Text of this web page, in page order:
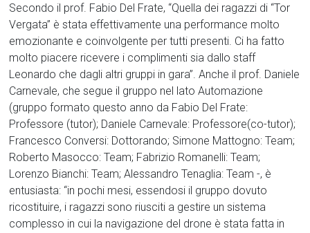
Secondo il prof. Fabio Del Frate, “Quella dei ragazzi di “Tor
Vergata” è stata effettivamente una performance molto
emozionante e coinvolgente per tutti presenti. Ci ha fatto
molto piacere ricevere i complimenti sia dallo staff
Leonardo che dagli altri gruppi in gara”. Anche il prof. Daniele
Carnevale, che segue il gruppo nel lato Automazione
(gruppo formato questo anno da Fabio Del Frate:
Professore (tutor); Daniele Carnevale: Professore(co-tutor);
Francesco Conversi: Dottorando; Simone Mattogno: Team;
Roberto Masocco: Team; Fabrizio Romanelli: Team;
Lorenzo Bianchi: Team; Alessandro Tenaglia: Team -, è
entusiasta: “in pochi mesi, essendosi il gruppo dovuto
ricostituire, i ragazzi sono riusciti a gestire un sistema
complesso in cui la navigazione del drone è stata fatta in